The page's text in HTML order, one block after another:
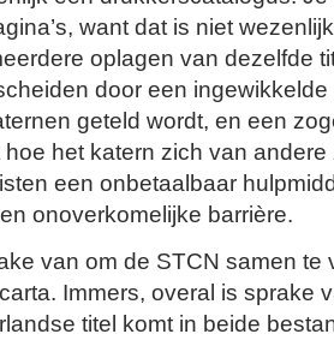
want dat is niet
oplagen van dezelfde
door een
geteld wordt, en een
het katern zich van
een onbetaalbaar
onoverkomelijke barrière.
van om de STCN samen te
Immers, overal is sprake
titel komt in beide